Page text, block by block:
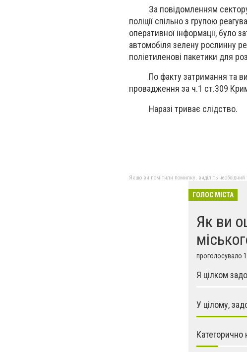
За повідомленням сектору
поліції спільно з групою
оперативної інформації, було
автомобіля зелену рослинну
поліетиленові пакетики для
По факту затримання та
провадження за ч.1 ст.309
Наразі триває слідство.
Якщо ви помітили помилку, виділіть
ГОЛОС МІСТА
Як ви
проголосувало
Я цілком
У цілому,
Категорично